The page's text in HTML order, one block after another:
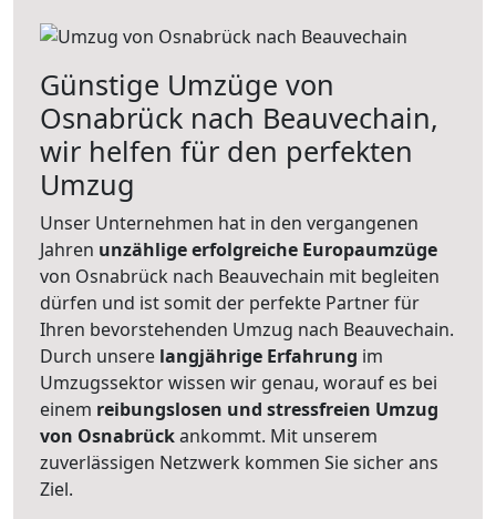
Günstige Umzüge von
Osnabrück nach Beauvechain,
wir helfen für den perfekten
Umzug
Unser Unternehmen hat in den vergangenen
Jahren unzählige erfolgreiche Europaumzüge
von Osnabrück nach Beauvechain mit begleiten
dürfen und ist somit der perfekte Partner für
Ihren bevorstehenden Umzug nach Beauvechain.
Durch unsere langjährige Erfahrung im
Umzugssektor wissen wir genau, worauf es bei
einem reibungslosen und stressfreien Umzug
von Osnabrückankommt. Mit unserem
zuverlässigen Netzwerk kommen Sie sicher ans
Ziel.